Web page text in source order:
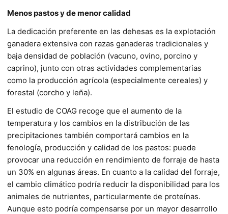
Menos pastos y de menor calidad
La dedicación preferente en las dehesas es la explotación
ganadera extensiva con razas ganaderas tradicionales y
baja densidad de población (vacuno, ovino, porcino y
caprino), junto con otras actividades complementarias
como la producción agrícola (especialmente cereales) y
forestal (corcho y leña).
El estudio de COAG recoge que el aumento de la
temperatura y los cambios en la distribución de las
precipitaciones también comportará cambios en la
fenología, producción y calidad de los pastos: puede
provocar una reducción en rendimiento de forraje de hasta
un 30% en algunas áreas. En cuanto a la calidad del forraje,
el cambio climático podría reducir la disponibilidad para los
animales de nutrientes, particularmente de proteínas.
Aunque esto podría compensarse por un mayor desarrollo